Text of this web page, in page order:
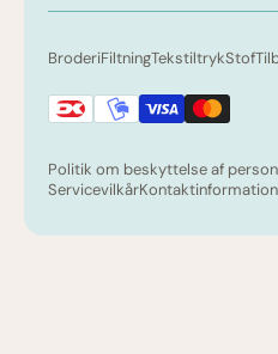
BroderiFiltningTekstiltrykStof
Politik om beskyttelse af
ServicevilkårKontaktinformation